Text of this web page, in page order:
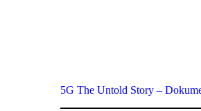
5G The Untold Story –